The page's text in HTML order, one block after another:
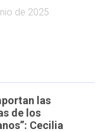
de 2025
las
de los
Cecilia